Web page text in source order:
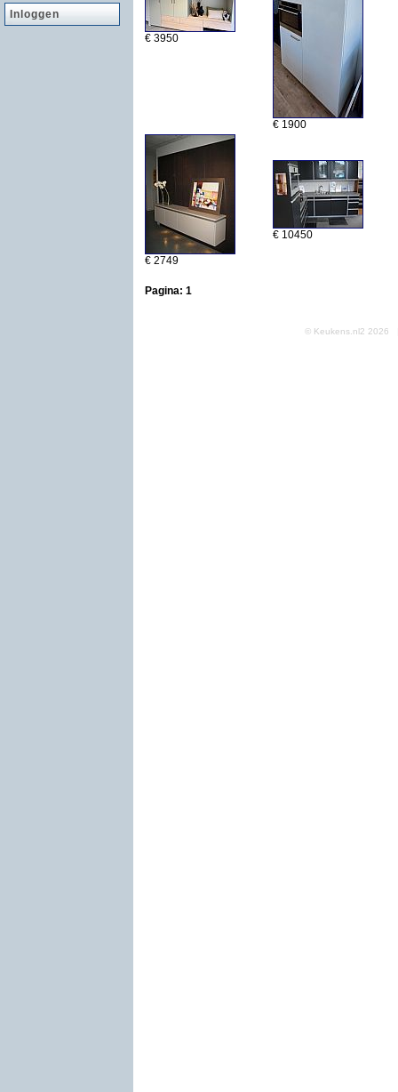
Inloggen
€ 3950
€ 1900
€ 2749
€ 10450
Pagina: 1
© Keukens.nl2